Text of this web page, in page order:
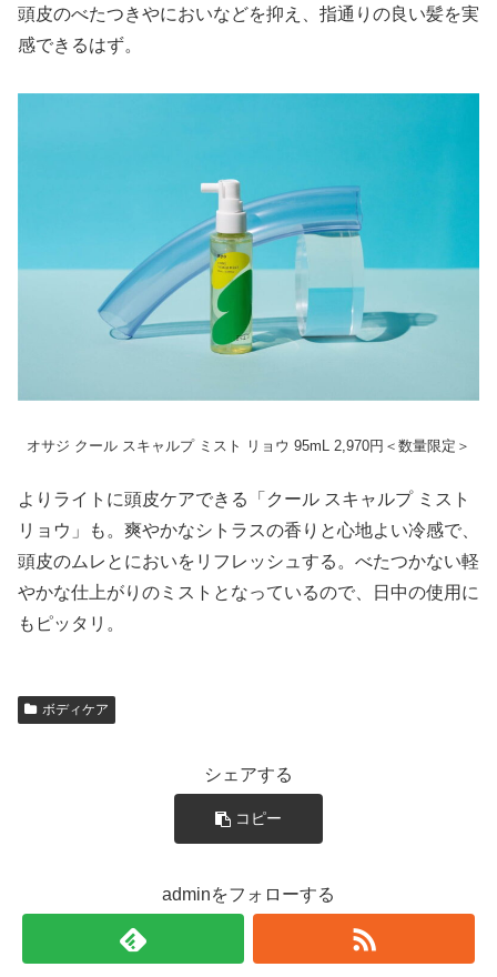
頭皮のべたつきやにおいなどを抑え、指通りの良い髪を実
感できるはず。
オサジ クール スキャルプ ミスト リョウ 95mL 2,970円＜数量限定＞
よりライトに頭皮ケアできる「クール スキャルプ ミスト
リョウ」も。爽やかなシトラスの香りと心地よい冷感で、
頭皮のムレとにおいをリフレッシュする。べたつかない軽
やかな仕上がりのミストとなっているので、日中の使用に
もピッタリ。
ボディケア
シェアする
コピー
adminをフォローする